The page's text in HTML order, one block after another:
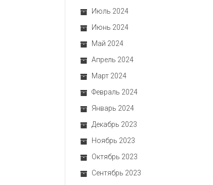
Июль 2024
Июнь 2024
Май 2024
Апрель 2024
Март 2024
Февраль 2024
Январь 2024
Декабрь 2023
Ноябрь 2023
Октябрь 2023
Сентябрь 2023